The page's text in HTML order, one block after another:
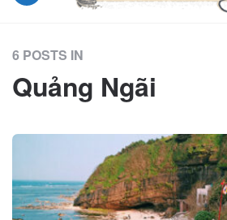
6 POSTS IN
Quảng Ngãi